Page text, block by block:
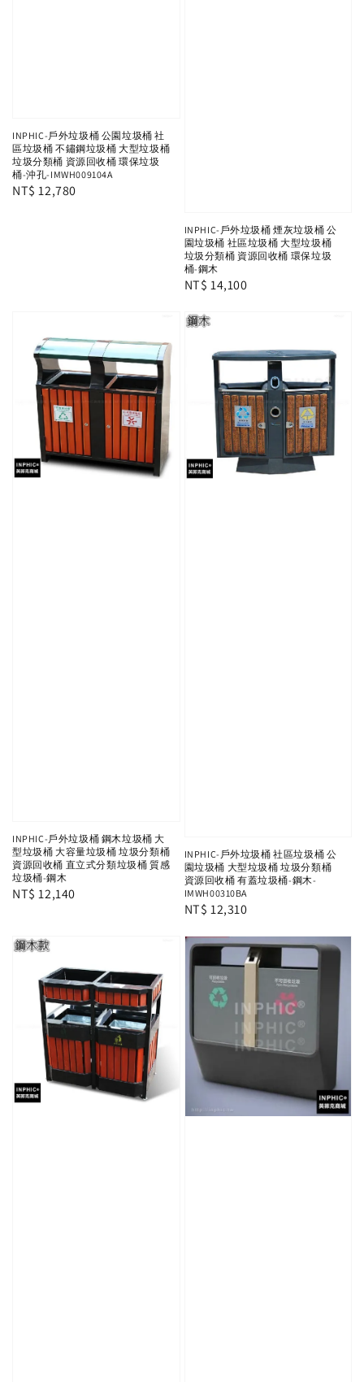
INPHIC-戶外垃圾桶 公園垃圾桶 社
區垃圾桶 不鏽鋼垃圾桶 大型垃圾桶
垃圾分類桶 資源回收桶 環保垃圾
桶-沖孔-IMWH009104A
Regular
NT$ 12,780
INPHIC-戶外垃圾桶 煙灰垃圾桶 公
園垃圾桶 社區垃圾桶 大型垃圾桶
垃圾分類桶 資源回收桶 環保垃圾
桶-鋼木
Regular
NT$ 14,100
INPHIC-戶外垃圾桶 鋼木垃圾桶 大
型垃圾桶 大容量垃圾桶 垃圾分類桶
資源回收桶 直立式分類垃圾桶 質感
垃圾桶-鋼木
Regular
NT$ 12,140
INPHIC-戶外垃圾桶 社區垃圾桶 公
園垃圾桶 大型垃圾桶 垃圾分類桶
資源回收桶 有蓋垃圾桶-鋼木-
IMWH00310BA
Regular
NT$ 12,310